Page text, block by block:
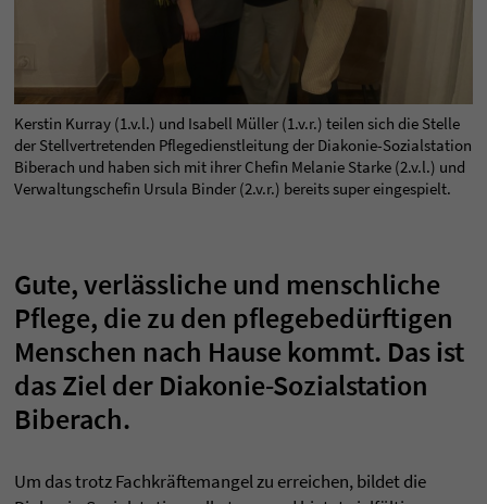
Kerstin Kurray (1.v.l.) und Isabell Müller (1.v.r.) teilen sich die Stelle
der Stellvertretenden Pflegedienstleitung der Diakonie-Sozialstation
Biberach und haben sich mit ihrer Chefin Melanie Starke (2.v.l.) und
Verwaltungschefin Ursula Binder (2.v.r.) bereits super eingespielt.
Gute, verlässliche und menschliche
Pflege, die zu den pflegebedürftigen
Menschen nach Hause kommt. Das ist
das Ziel der Diakonie-Sozialstation
Biberach.
Um das trotz Fachkräftemangel zu erreichen, bildet die